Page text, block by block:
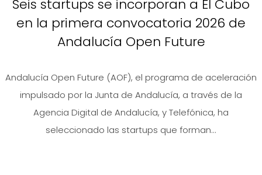
Seis startups se incorporan a El Cubo
en la primera convocatoria 2026 de
Andalucía Open Future
Andalucía Open Future (AOF), el programa de aceleración
impulsado por la Junta de Andalucía, a través de la
Agencia Digital de Andalucía, y Telefónica, ha
seleccionado las startups que forman...